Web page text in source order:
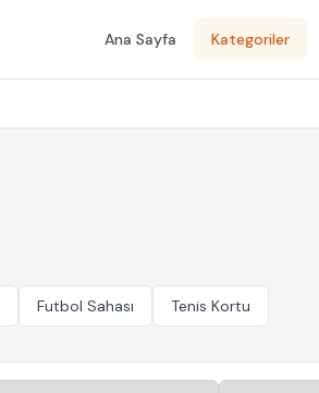
Ana Sayfa Kategoriler
Futbol Sahası Tenis Kortu